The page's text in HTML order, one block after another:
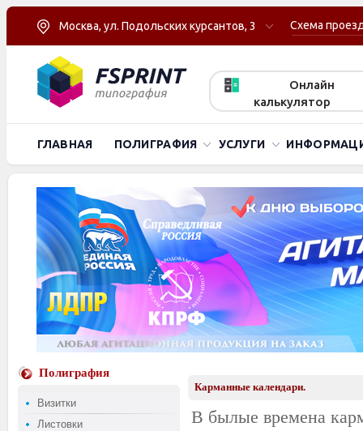
Москва, ул. Подольских курсантов, 3 Схема
Онлайн
калькулятор
ГЛАВНАЯ ПОЛИГРАФИЯ УСЛУГИ
Полиграфия
Визитки
Листовки
Карманные календари.
В былые времена